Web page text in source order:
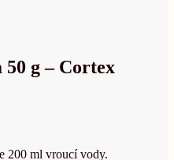
g – Cortex
200 ml vroucí vody.